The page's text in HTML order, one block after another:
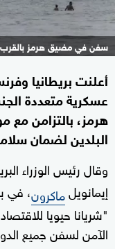
سفن في مضيق هرمز
أعلنت بريطانيا
عسكرية متعددة
هرمز، بالتزامن مع
البلدين لضمان
وقال رئيس الوزراء
إيمانويلماكرون، في
"شريانا حيويا
الآمن لسفن جميع